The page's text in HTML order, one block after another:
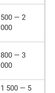
500 — 2
000
800 — 3
000
1 500 — 5